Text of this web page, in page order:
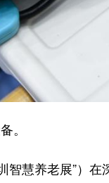
。
慧养老展”）在